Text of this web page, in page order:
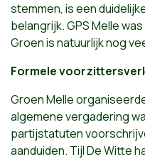
stemmen, is een
belangrijk. GPS Melle
Groen is natuurlijk nog
Formele
Groen Melle
algemene vergadering
partijstatuten
aanduiden. Tijl De Witte